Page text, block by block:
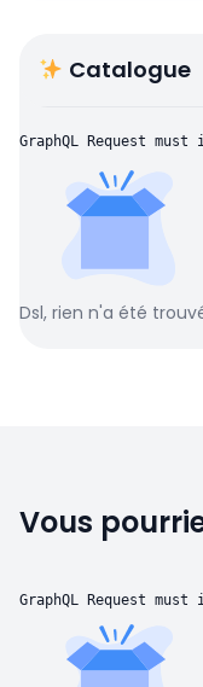
Catalogue
GraphQL Request
Dsl, rien n'a été
Vous
GraphQL Request